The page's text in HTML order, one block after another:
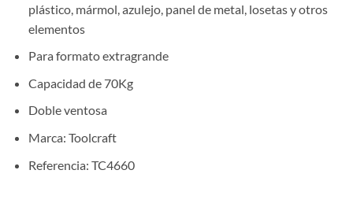
plástico, mármol, azulejo, panel de metal, losetas y otros
elementos
Para formato extragrande
Capacidad de 70Kg
Doble ventosa
Marca: Toolcraft
Referencia: TC4660